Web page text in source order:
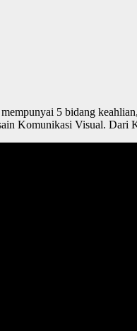
5 bidang
Komunikasi Visual. Dari